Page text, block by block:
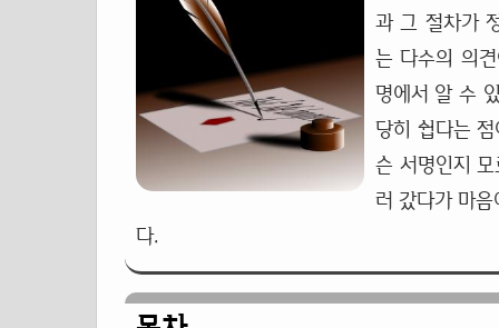
과 그 절차가
는 다수의 의
명에서 알 수
당히 쉽다는
슨 서명인지
러 갔다가 마
다.